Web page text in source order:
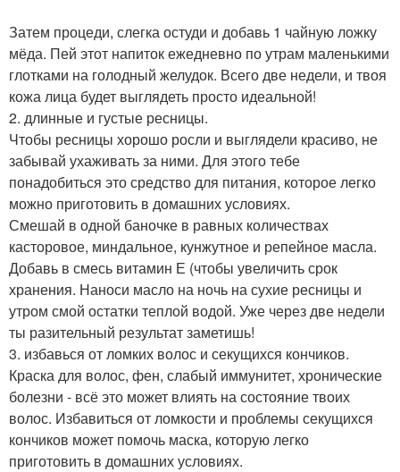
Затем процеди, слегка остуди и добавь 1 чайную ложку
мёда. Пей этот напиток ежедневно по утрам маленькими
глотками на голодный желудок. Всего две недели, и твоя
кожа лица будет выглядеть просто идеальной!
2. длинные и густые ресницы.
Чтобы ресницы хорошо росли и выглядели красиво, не
забывай ухаживать за ними. Для этого тебе
понадобиться это средство для питания, которое легко
можно приготовить в домашних условиях.
Смешай в одной баночке в равных количествах
касторовое, миндальное, кунжутное и репейное масла.
Добавь в смесь витамин Е (чтобы увеличить срок
хранения. Наноси масло на ночь на сухие ресницы и
утром смой остатки теплой водой. Уже через две недели
ты разительный результат заметишь!
3. избавься от ломких волос и секущихся кончиков.
Краска для волос, фен, слабый иммунитет, хронические
болезни - всё это может влиять на состояние твоих
волос. Избавиться от ломкости и проблемы секущихся
кончиков может помочь маска, которую легко
приготовить в домашних условиях.